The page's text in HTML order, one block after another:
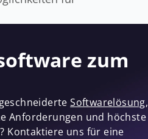
zum
Softwarelösung,
Anforderungen und höchste
Kontaktiere uns für eine